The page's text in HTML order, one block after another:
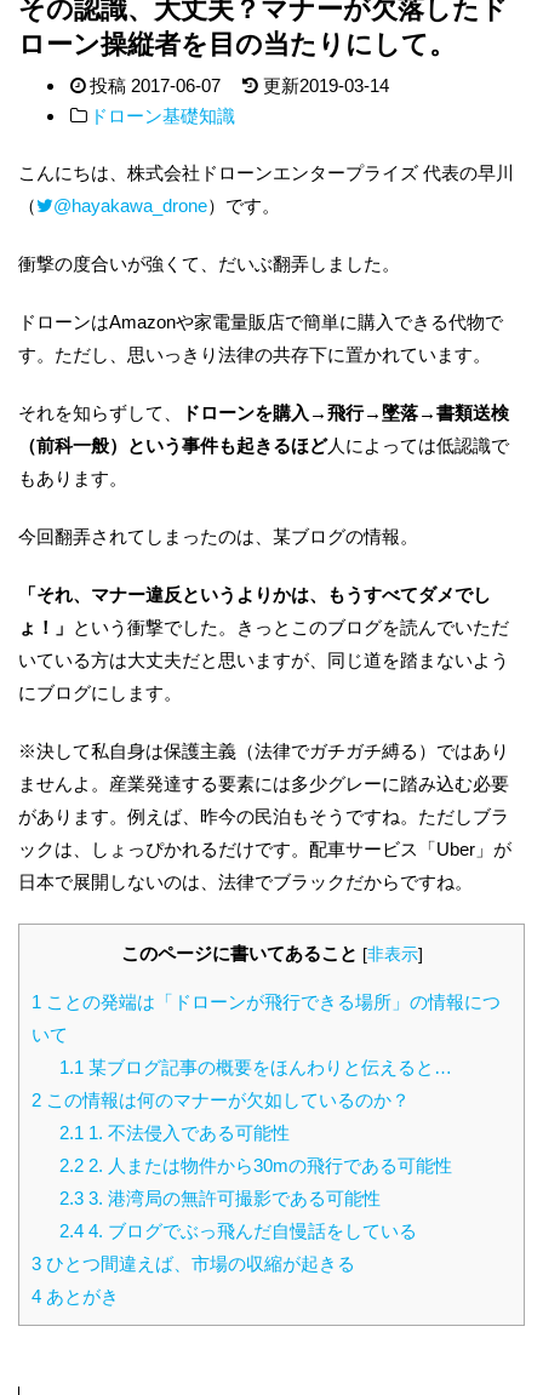
その認識、大丈夫？マナーが欠落したド
ローン操縦者を目の当たりにして。
投稿 2017-06-07 更新2019-03-14
ドローン基礎知識
こんにちは、株式会社ドローンエンタープライズ 代表の早川
（
@hayakawa_drone）です。
衝撃の度合いが強くて、だいぶ翻弄しました。
ドローンはAmazonや家電量販店で簡単に購入できる代物で
す。ただし、思いっきり法律の共存下に置かれています。
それを知らずして、
ドローンを購入→飛行→墜落→書類送検
（前科一般）という事件も起きるほど人によっては低認識で
もあります。
今回翻弄されてしまったのは、某ブログの情報。
「それ、マナー違反というよりかは、もうすべてダメでし
ょ！」 という衝撃でした。きっとこのブログを読んでいただ
いている方は大丈夫だと思いますが、同じ道を踏まないよう
にブログにします。
※決して私自身は保護主義（法律でガチガチ縛る）ではあり
ませんよ。産業発達する要素には多少グレーに踏み込む必要
があります。例えば、昨今の民泊もそうですね。ただしブラ
ックは、しょっぴかれるだけです。配車サービス「Uber」が
日本で展開しないのは、法律でブラックだからですね。
このページに書いてあること [非表示]
1 ことの発端は「ドローンが飛行できる場所」の情報につ
いて
1.1 某ブログ記事の概要をほんわりと伝えると…
2 この情報は何のマナーが欠如しているのか？
2.1 1. 不法侵入である可能性
2.22. 人または物件から30mの飛行である可能性
2.33. 港湾局の無許可撮影である可能性
2.44. ブログでぶっ飛んだ自慢話をしている
3 ひとつ間違えば、市場の収縮が起きる
4 あとがき